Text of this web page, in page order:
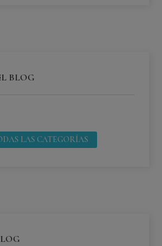
BLOG
LAS CATEGORÍAS